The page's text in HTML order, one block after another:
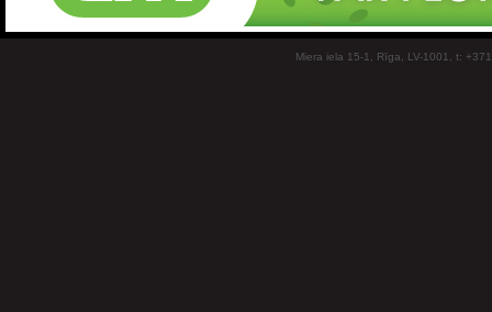
Miera iela 15-1, Rīga, LV-1001, t: